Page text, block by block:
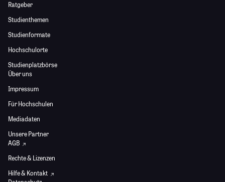
Ratgeber
Studienthemen
Studienformate
Hochschulorte
Studienplatzbörse
Über uns
Impressum
Für Hochschulen
Mediadaten
Unsere Partner
AGB
Rechte & Lizenzen
Hilfe & Kontakt